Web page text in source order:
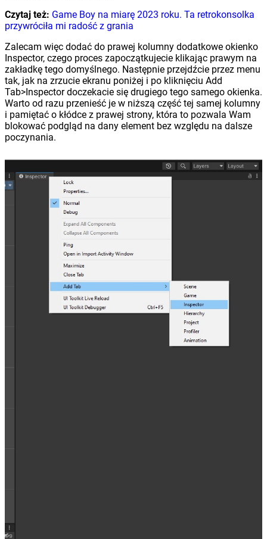
Czytaj też: Game Boy na miarę 2023 roku. Ta retrokonsolka
przywróciła mi radość z grania
Zalecam więc dodać do prawej kolumny dodatkowe okienko
Inspector, czego proces zapoczątkujecie klikając prawym na
zakładkę tego domyślnego. Następnie przejdźcie przez menu
tak, jak na zrzucie ekranu poniżej i po kliknięciu Add
Tab>Inspector doczekacie się drugiego tego samego okienka.
Warto od razu przenieść je w niższą część tej samej kolumny
i pamiętać o kłódce z prawej strony, która to pozwala Wam
blokować podgląd na dany element bez względu na dalsze
poczynania.